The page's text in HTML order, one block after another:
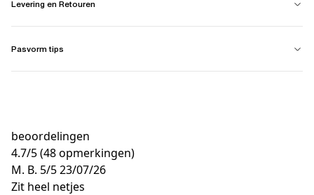
Levering en Retouren
Pasvorm tips
beoordelingen
4.7/5(48 opmerkingen)
M. B. 5/523/07/26
Zit heel netjes